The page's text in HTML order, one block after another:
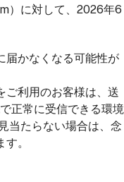
）に対して、2026年6
届かなくなる可能性が
ご利用のお客様は、送
正常に受信できる環境
当たらない場合は、念
。